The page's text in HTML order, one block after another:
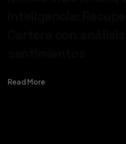
Read More